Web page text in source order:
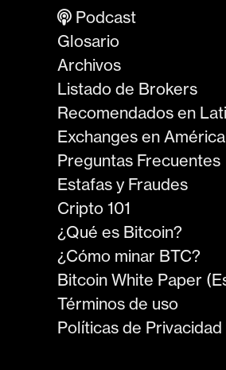
Podcast
Glosario
Archivos
Listado de Brokers
Recomendados en
Exchanges en
Preguntas Frecuentes
Estafas y Fraudes
Cripto 101
¿Qué es Bitcoin?
¿Cómo minar BTC?
Bitcoin White Paper
Términos de uso
Políticas de